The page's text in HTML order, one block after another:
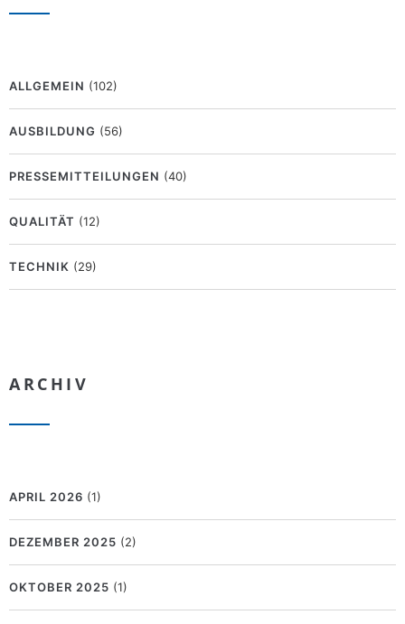
ALLGEMEIN (102)
AUSBILDUNG (56)
PRESSEMITTEILUNGEN (40)
QUALITÄT (12)
TECHNIK (29)
ARCHIV
APRIL 2026 (1)
DEZEMBER 2025 (2)
OKTOBER 2025 (1)